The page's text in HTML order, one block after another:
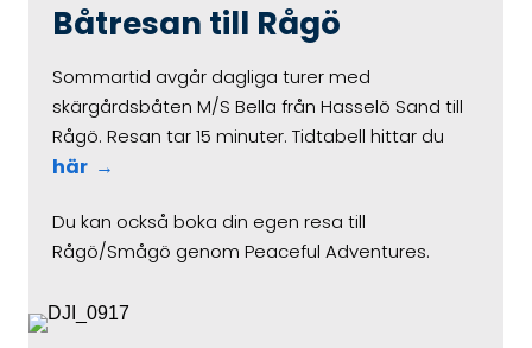
Båtresan till Rågö
Sommartid avgår dagliga turer med
skärgårdsbåten M/S Bella från Hasselö Sand till
Rågö. Resan tar 15 minuter. Tidtabell hittar du
här
Du kan också boka din egen resa till
Rågö/Smågö genom Peaceful Adventures.